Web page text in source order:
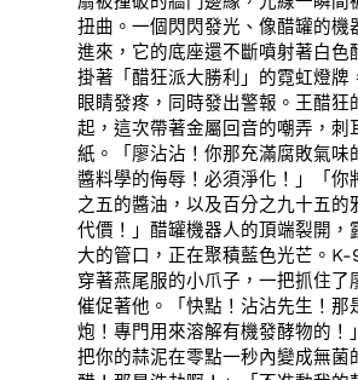
扭曲。一個閃閃發光、像醋罐的機
進來，它的底座還不斷噴射著白色
掛著「醋狂派大勝利」的霓虹燈牌
眼睛發疼，同時發出警報。王醋狂
起，這次帶著金屬回音的嘲弄，刺
紙。「廖沾沾！你那充滿腐敗氣味
醬料學的侮辱！必須淨化！」「你
之五的醬油，以及百分之九十五的
代價！」醋罐機器人的頂端裂開，
大的管口，正在聚積藍色光芒。K-
穿著燕尾服的小爪子，一把抓住了
催促著他。「快點！沾沾先生！那
炮！專門用來溶解有機發酵物的！
把你的蒜泥在零點一秒內變成無菌